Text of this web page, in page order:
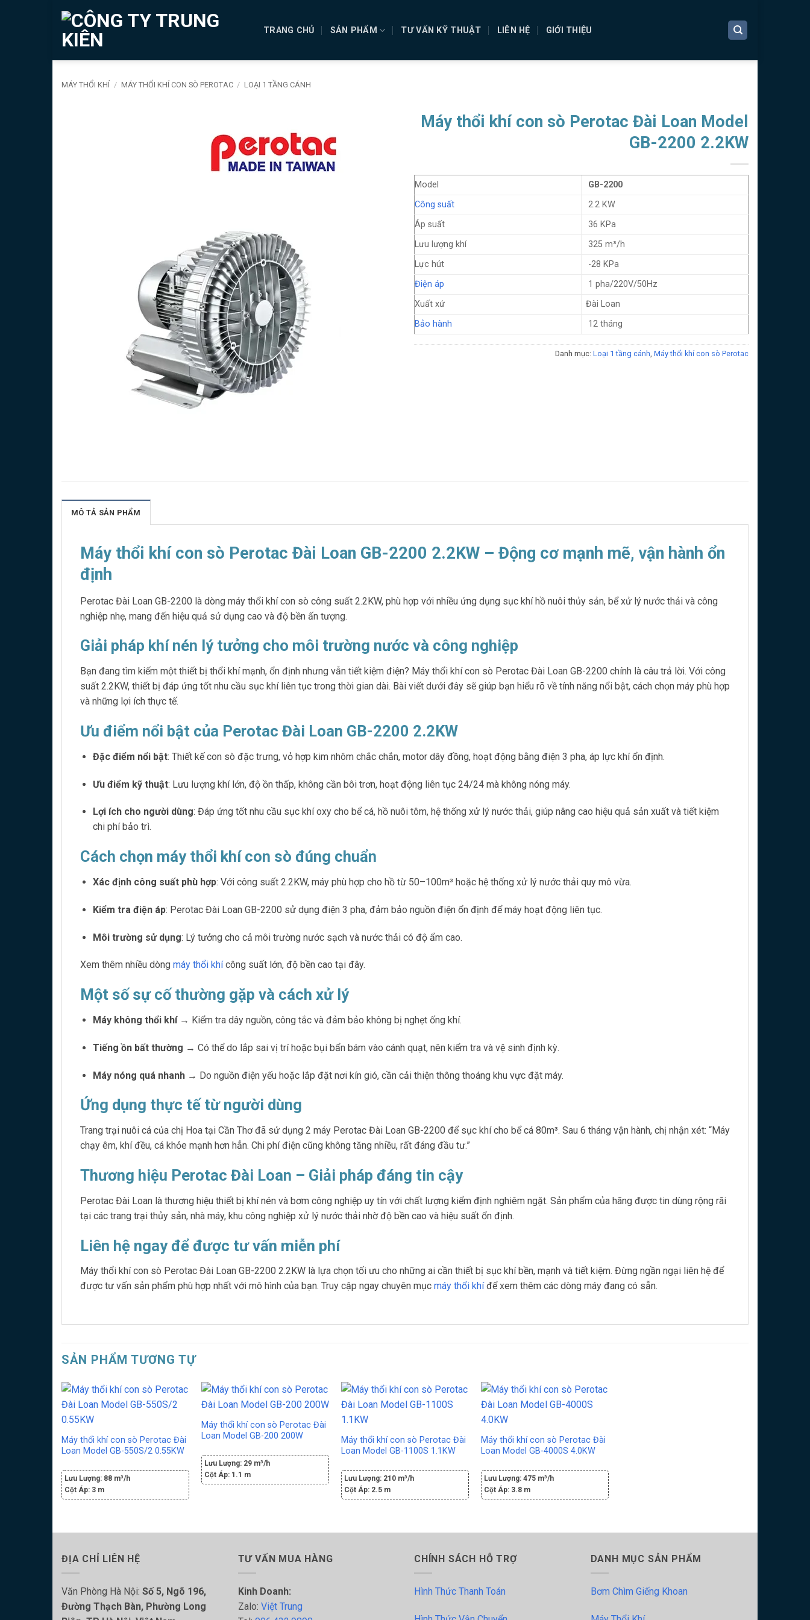
qua
nội
TRANG CHỦ SẢN PHẨM TƯ VẤN KỸ THUẬT LIÊN HỆ GIỚI THIỆU
MÁY THỔI KHÍ / MÁY THỔI KHÍ CON SÒ PEROTAC / LOẠI 1 TẦNG CÁNH
Máy thổi khí con sò Perotac Đài Loan Model
GB-2200 2.2KW
Model
GB-2200
Công suất
2.2 KW
Áp suất
36 KPa
Lưu lượng khí
325 m³/h
Lực hút
-28 KPa
Điện áp
1 pha/220V/50Hz
Xuất xứ
Đài Loan
Bảo hành
12 tháng
Danh mục: Loại 1 tầng cánh, Máy thổi khí con sò Perotac
MÔ TẢ SẢN PHẨM
Máy thổi khí con sò Perotac Đài Loan GB-2200 2.2KW – Động cơ mạnh mẽ, vận hành ổn
định
Perotac Đài Loan GB-2200 là dòng máy thổi khí con sò công suất 2.2KW, phù hợp với nhiều ứng dụng sục khí hồ nuôi thủy sản, bể xử lý nước thải và công
nghiệp nhẹ, mang đến hiệu quả sử dụng cao và độ bền ấn tượng.
Giải pháp khí nén lý tưởng cho môi trường nước và công nghiệp
Bạn đang tìm kiếm một thiết bị thổi khí mạnh, ổn định nhưng vẫn tiết kiệm điện? Máy thổi khí con sò Perotac Đài Loan GB-2200 chính là câu trả lời. Với công
suất 2.2KW, thiết bị đáp ứng tốt nhu cầu sục khí liên tục trong thời gian dài. Bài viết dưới đây sẽ giúp bạn hiểu rõ về tính năng nổi bật, cách chọn máy phù hợp
và những lợi ích thực tế.
Ưu điểm nổi bật của Perotac Đài Loan GB-2200 2.2KW
Đặc điểm nổi bật: Thiết kế con sò đặc trưng, vỏ hợp kim nhôm chắc chắn, motor dây đồng, hoạt động bằng điện 3 pha, áp lực khí ổn định.
Ưu điểm kỹ thuật: Lưu lượng khí lớn, độ ồn thấp, không cần bôi trơn, hoạt động liên tục 24/24 mà không nóng máy.
Lợi ích cho người dùng: Đáp ứng tốt nhu cầu sục khí oxy cho bể cá, hồ nuôi tôm, hệ thống xử lý nước thải, giúp nâng cao hiệu quả sản xuất và tiết kiệm
chi phí bảo trì.
Cách chọn máy thổi khí con sò đúng chuẩn
Xác định công suất phù hợp: Với công suất 2.2KW, máy phù hợp cho hồ từ 50–100m³ hoặc hệ thống xử lý nước thải quy mô vừa.
Kiểm tra điện áp: Perotac Đài Loan GB-2200 sử dụng điện 3 pha, đảm bảo nguồn điện ổn định để máy hoạt động liên tục.
Môi trường sử dụng: Lý tưởng cho cả môi trường nước sạch và nước thải có độ ẩm cao.
Xem thêm nhiều dòng máy thổi khícông suất lớn, độ bền cao tại đây.
Một số sự cố thường gặp và cách xử lý
Máy không thổi khí→ Kiểm tra dây nguồn, công tắc và đảm bảo không bị nghẹt ống khí.
Tiếng ồn bất thường → Có thể do lắp sai vị trí hoặc bụi bẩn bám vào cánh quạt, nên kiểm tra và vệ sinh định kỳ.
Máy nóng quá nhanh→ Do nguồn điện yếu hoặc lắp đặt nơi kín gió, cần cải thiện thông thoáng khu vực đặt máy.
Ứng dụng thực tế từ người dùng
Trang trại nuôi cá của chị Hoa tại Cần Thơ đã sử dụng 2 máy Perotac Đài Loan GB-2200 để sục khí cho bể cá 80m³. Sau 6 tháng vận hành, chị nhận xét: “Máy
chạy êm, khí đều, cá khỏe mạnh hơn hẳn. Chi phí điện cũng không tăng nhiều, rất đáng đầu tư.”
Thương hiệu Perotac Đài Loan – Giải pháp đáng tin cậy
Perotac Đài Loan là thương hiệu thiết bị khí nén và bơm công nghiệp uy tín với chất lượng kiểm định nghiêm ngặt. Sản phẩm của hãng được tin dùng rộng rãi
tại các trang trại thủy sản, nhà máy, khu công nghiệp xử lý nước thải nhờ độ bền cao và hiệu suất ổn định.
Liên hệ ngay để được tư vấn miễn phí
Máy thổi khí con sò Perotac Đài Loan GB-2200 2.2KW là lựa chọn tối ưu cho những ai cần thiết bị sục khí bền, mạnh và tiết kiệm. Đừng ngần ngại liên hệ để
được tư vấn sản phẩm phù hợp nhất với mô hình của bạn. Truy cập ngay chuyên mục máy thổi khíđể xem thêm các dòng máy đang có sẵn.
SẢN PHẨM TƯƠNG TỰ
Máy thổi khí con sò Perotac Đài
Loan Model GB-550S/2 0.55KW
Lưu Lượng: 88 m³/h
Cột Áp: 3 m
Máy thổi khí con sò Perotac Đài
Loan Model GB-200 200W
Lưu Lượng: 29 m³/h
Cột Áp: 1.1 m
Máy thổi khí con sò Perotac Đài
Loan Model GB-1100S 1.1KW
Lưu Lượng: 210 m³/h
Cột Áp: 2.5 m
Máy thổi khí con sò Perotac Đài
Loan Model GB-4000S 4.0KW
Lưu Lượng:475 m³/h
Cột Áp: 3.8 m
ĐỊA CHỈ LIÊN HỆ
Văn Phòng Hà Nội: Số 5, Ngõ 196,
Đường Thạch Bàn, Phường Long
TƯ VẤN MUA HÀNG
Kinh Doanh:
Zalo: Việt Trung
CHÍNH SÁCH HỖ TRỢ
Hình Thức Thanh Toán
DANH MỤC SẢN PHẨM
Bơm Chìm Giếng Khoan